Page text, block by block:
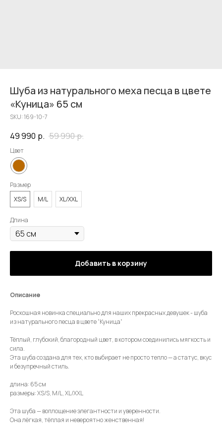
Шуба из натурального меха песца в цвете
«Куница» 65 см
SKU:169-10-7
49 990 р. 59 990р.
Цвет
Размер
XS/S
M/L XL/XXL
Длина
Добавить в корзину
Описание
Роскошная новинка специально для наших прекрасных девушек - шуба
из натурального песца в цвете “Куница”
Тёплый, глубокий, благородный цвет, в котором соединились мягкость и
сила.
Эта шуба создана для тех, кто выбирает не просто тепло — а статус, вкус
и безупречный стиль.
длина: 65 см
размеры: XS/S, M/L, XL/XXL
Эта шуба — воплощение элегантности и уверенности.
Она лёгкая, тёплая и невероятно женственная!